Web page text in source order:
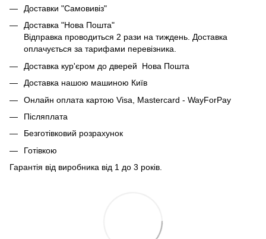
Доставки "Самовивіз"
Доставка "Нова Пошта"
Відправка проводиться 2 рази на тиждень. Доставка
оплачується за тарифами перевізника.
Доставка кур'єром до дверей Нова Пошта
Доставка нашою машиною Київ
Онлайн оплата картою Visa, Mastercard - WayForPay
Післяплата
Безготівковий розрахунок
Готівкою
Гарантія від виробника від 1 до 3 років.